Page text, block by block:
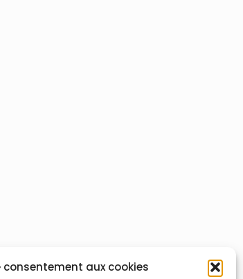
consentement aux cookies